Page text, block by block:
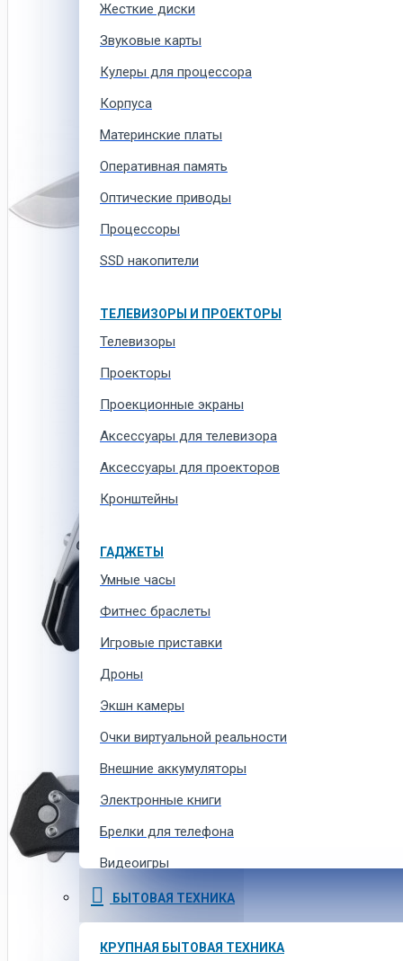
Жесткие диски
Звуковые карты
Кулеры для процессора
Корпуса
Материнские платы
Оперативная память
Оптические приводы
Процессоры
SSD накопители
ТЕЛЕВИЗОРЫ И ПРОЕКТОРЫ
Телевизоры
Проекторы
Проекционные экраны
Aксессуары для телевизора
Аксессуары для проекторов
Кронштейны
ГАДЖЕТЫ
Умные часы
Фитнес браслеты
Игровые приставки
Дроны
Экшн камеры
Очки виртуальной реальности
Внешние аккумуляторы
Электронные книги
Брелки для телефона
Видеоигры
Ремешки для умных часов
Аксессуары для экшн-камер
БЫТОВАЯ ТЕХНИКА
КРУПНАЯ БЫТОВАЯ ТЕХНИКА